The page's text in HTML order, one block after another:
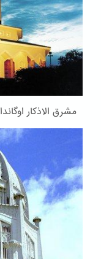
مشرق الاذکار اوگاندا